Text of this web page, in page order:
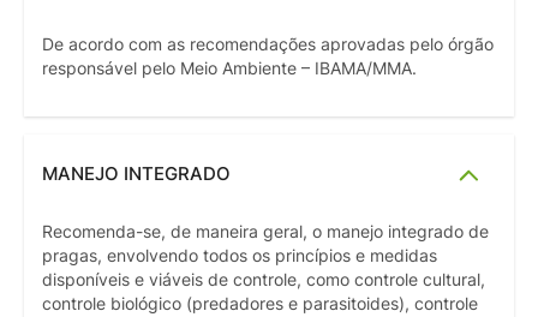
De acordo com as recomendações aprovadas pelo órgão
responsável pelo Meio Ambiente – IBAMA/MMA.
MANEJO INTEGRADO
Recomenda-se, de maneira geral, o manejo integrado de
pragas, envolvendo todos os princípios e medidas
disponíveis e viáveis de controle, como controle cultural,
controle biológico (predadores e parasitoides), controle